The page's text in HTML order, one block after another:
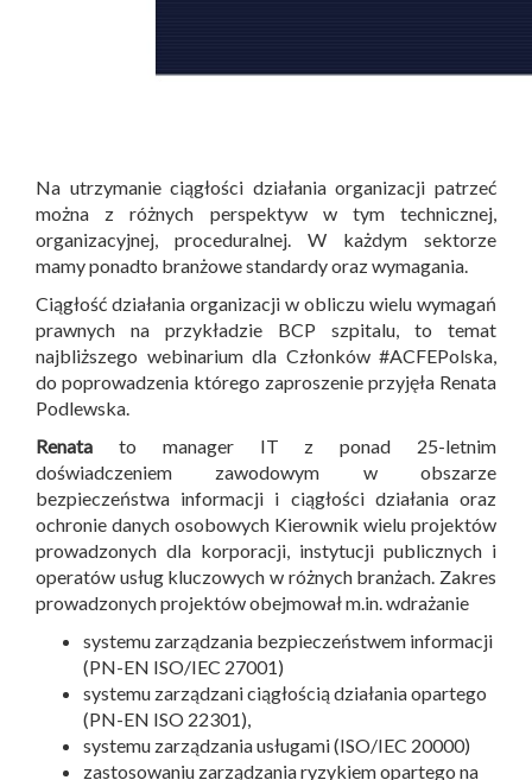
Na utrzymanie ciągłości działania organizacji patrzeć
można z różnych perspektyw w tym technicznej,
organizacyjnej, proceduralnej. W każdym sektorze
mamy ponadto branżowe standardy oraz wymagania.
Ciągłość działania organizacji w obliczu wielu wymagań
prawnych na przykładzie BCP szpitalu, to temat
najbliższego webinarium dla Członków #ACFEPolska,
do poprowadzenia którego zaproszenie przyjęła Renata
Podlewska.
Renata to manager IT z ponad 25-letnim
doświadczeniem zawodowym w obszarze
bezpieczeństwa informacji i ciągłości działania oraz
ochronie danych osobowych Kierownik wielu projektów
prowadzonych dla korporacji, instytucji publicznych i
operatów usług kluczowych w różnych branżach. Zakres
prowadzonych projektów obejmował m.in. wdrażanie
systemu zarządzania bezpieczeństwem informacji
(PN-EN ISO/IEC 27001)
systemu zarządzani ciągłością działania opartego
(PN-EN ISO 22301),
systemu zarządzania usługami (ISO/IEC 20000)
zastosowaniu zarządzania ryzykiem opartego na